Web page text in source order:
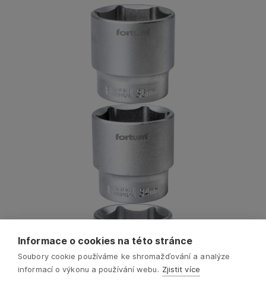
Informace o cookies na této stránce
Soubory cookie používáme ke shromažďování a analýze
informací o výkonu a používání webu. Zjistit více